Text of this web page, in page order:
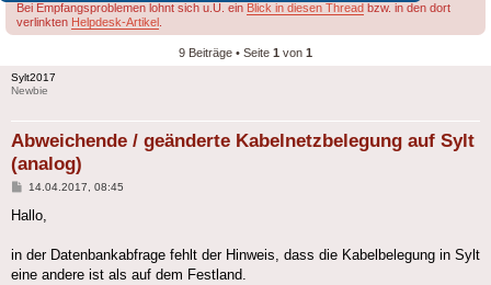
Bei Empfangsproblemen lohnt sich u.U. ein Blick in diesen Thread bzw. in den dort
verlinkten Helpdesk-Artikel
9 Beiträge • Seite 1 von 1
Sylt2017
Newbie
Abweichende / geänderte Kabelnetzbelegung auf Sylt
(analog)
Beitrag
14.04.2017, 08:45
Hallo,
in der Datenbankabfrage fehlt der Hinweis, dass die Kabelbelegung in Sylt
eine andere ist als auf dem Festland.